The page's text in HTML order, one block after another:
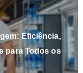
Eficiência,
para Todos os